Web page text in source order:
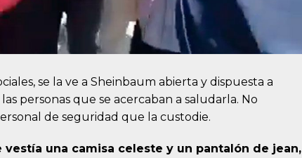
se la ve a Sheinbaum abierta y dispuesta a
personas que se acercaban a saludarla. No
de seguridad que la custodie.
una camisa celeste y un pantalón de jean,